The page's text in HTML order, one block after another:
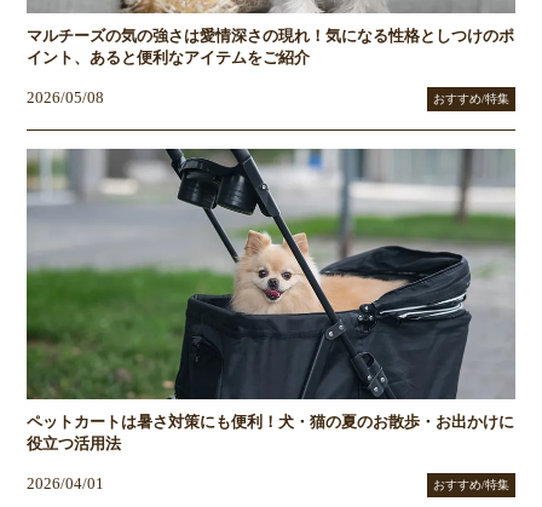
マルチーズの気の強さは愛情深さの現れ！気になる性格としつけのポ
イント、あると便利なアイテムをご紹介
2026/05/08 おすすめ/特集
ペットカートは暑さ対策にも便利！犬・猫の夏のお散歩・お出かけに
役立つ活用法
2026/04/01 おすすめ/特集